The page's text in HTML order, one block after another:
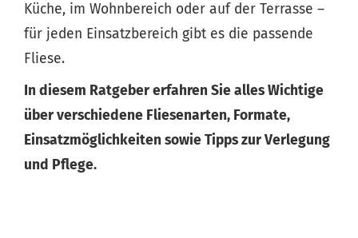
Küche, im Wohnbereich oder auf der Terrasse –
für jeden Einsatzbereich gibt es die passende
Fliese.
In diesem Ratgeber erfahren Sie alles Wichtige
über verschiedene Fliesenarten, Formate,
Einsatzmöglichkeiten sowie Tipps zur Verlegung
und Pflege.